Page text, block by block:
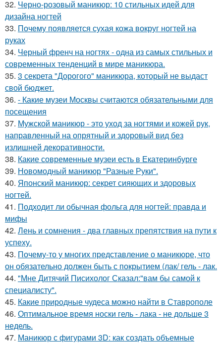
32. Черно-розовый маникюр: 10 стильных идей для
дизайна ногтей
33. Почему появляется сухая кожа вокруг ногтей на
руках
34. Черный френч на ногтях - одна из самых стильных и
современных тенденций в мире маникюра.
35. 3 секрета "Дорогого" маникюра, который не выдаст
свой бюджет.
36. - Какие музеи Москвы считаются обязательными для
посещения
37. Мужской маникюр - это уход за ногтями и кожей рук,
направленный на опрятный и здоровый вид без
излишней декоративности.
38. Какие современные музеи есть в Екатеринбурге
39. Новомодный маникюр "Разные Руки".
40. Японский маникюр: секрет сияющих и здоровых
ногтей.
41. Подходит ли обычная фольга для ногтей: правда и
мифы
42. Лень и сомнения - два главных препятствия на пути к
успеху.
43. Почему-то у многих представление о маникюре, что
он обязательно должен быть с покрытием (лак/ гель - лак.
44. "Мне Дитячий Писихолог Сказал:"вам бы самой к
специалисту".
45. Какие природные чудеса можно найти в Ставрополе
46. Оптимальное время носки гель - лака - не дольше 3
недель.
47. Маникюр с фигурами 3D: как создать объемные